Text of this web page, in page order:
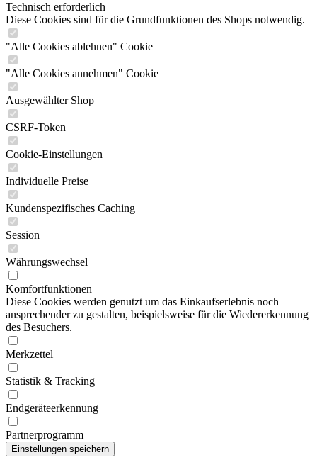
Technisch erforderlich
Diese Cookies sind für die Grundfunktionen des Shops notwendig.
"Alle Cookies ablehnen" Cookie
"Alle Cookies annehmen" Cookie
Ausgewählter Shop
CSRF-Token
Cookie-Einstellungen
Individuelle Preise
Kundenspezifisches Caching
Session
Währungswechsel
Komfortfunktionen
Diese Cookies werden genutzt um das Einkaufserlebnis noch
ansprechender zu gestalten, beispielsweise für die Wiedererkennung
des Besuchers.
Merkzettel
Statistik & Tracking
Endgeräteerkennung
Partnerprogramm